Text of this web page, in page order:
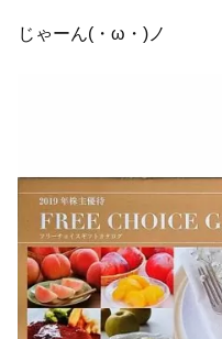
じゃーん(・ω・)ノ